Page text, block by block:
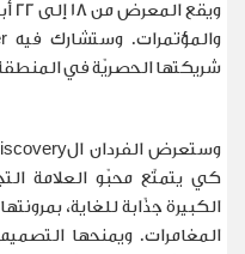
والمؤتمرات. وستشارك فيه
شريكتها الحصريّة في المنطقة:
وستعرض الفردان ال
كي يتمتّع محبّو العلامة
الكبيرة جذّابة للغاية،
المغامرات. ويمنحها